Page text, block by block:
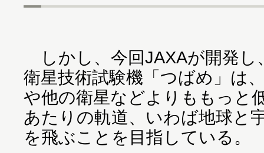
しかし、今回JAXAが開発し
衛星技術試験機「つばめ」は
や他の衛星などよりももっと
あたりの軌道、いわば地球と
を飛ぶことを目指している。